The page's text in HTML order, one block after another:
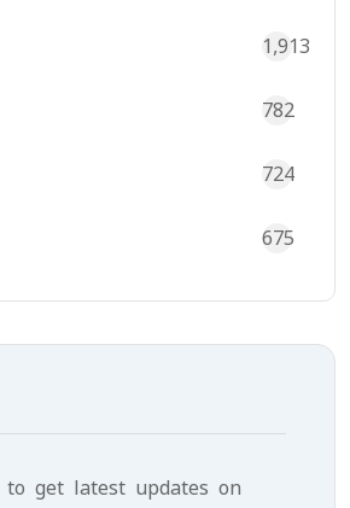
1,913
782
724
675
to get latest updates on